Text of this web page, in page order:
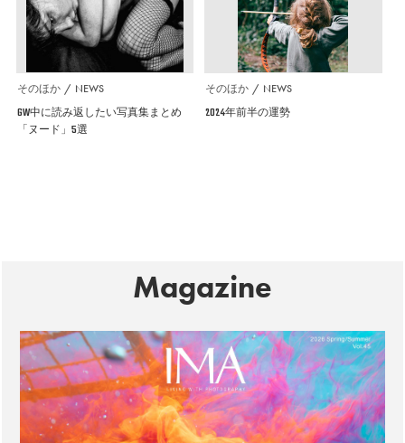
そのほか NEWS
GW中に読み返したい写真集まとめ
「ヌード」5選
そのほか NEWS
2024年前半の運勢
Magazine